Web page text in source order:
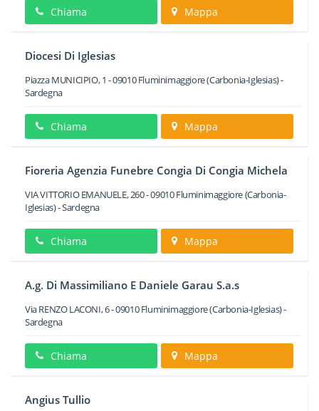
Chiama Mappa
Diocesi Di Iglesias
Piazza MUNICIPIO, 1 -09010 Fluminimaggiore(Carbonia-Iglesias) -
Sardegna
Chiama Mappa
Fioreria Agenzia Funebre Congia Di Congia Michela
VIA VITTORIO EMANUELE, 260-09010Fluminimaggiore(Carbonia-
Iglesias) -Sardegna
Chiama Mappa
A.g. Di Massimiliano E Daniele Garau S.a.s
Via RENZO LACONI, 6-09010 Fluminimaggiore(Carbonia-Iglesias) -
Sardegna
Chiama Mappa
Angius Tullio